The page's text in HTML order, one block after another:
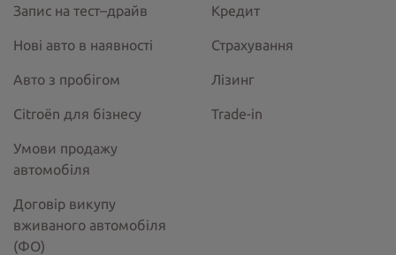
Запис на тест–драйв
Нові авто в наявності
Авто з пробігом
Citroёn для бізнесу
Умови продажу
автомобіля
Договір викупу
вживаного автомобіля
(ФО)
Кредит
Страхування
Лізинг
Trade-in